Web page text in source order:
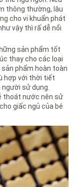
thông thường, lâu
cho vi khuẩn phát
vậy thì rấ dễ nổi
sản phẩm tốt
thay cho các loại
sản phẩm hoàn toàn
hợp với thời tiết
sử dụng.
thoát nước nên sử
giấc ngủ của bé